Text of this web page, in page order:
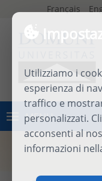
Utilizziamo i
esperienza di
traffico e
personalizzati.
acconsenti al
informazioni
Français
MENU